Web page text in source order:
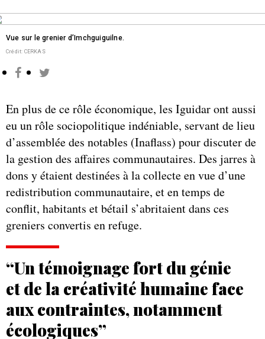
Vue sur le grenier d’Imchguiguilne.
Crédit: CERKAS
En plus de ce rôle économique, les Iguidar ont aussi
eu un rôle sociopolitique indéniable, servant de lieu
d’assemblée des notables (Inaflass) pour discuter de
la gestion des affaires communautaires. Des jarres à
dons y étaient destinées à la collecte en vue d’une
redistribution communautaire, et en temps de
conflit, habitants et bétail s’abritaient dans ces
greniers convertis en refuge.
“Un témoignage fort du génie
et de la créativité humaine face
aux contraintes, notamment
écologiques”